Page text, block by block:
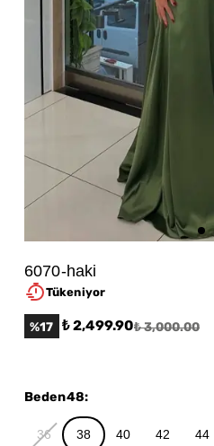
6070-haki
Tükeniyor
%17 ₺ 2,499.90₺ 3,000.00
Beden48:
36 38 40 42 44